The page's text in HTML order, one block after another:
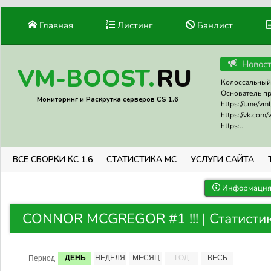
Главная Листинг Банлист
VM-BOOST.RU
Мониторинг и Раскрутка серверов CS 1.6
Основатель
https://t.me/
https://vk.com/
https:..
ВСЕ СБОРКИ КС 1.6 СТАТИСТИКА МС УСЛУГИ САЙТА
CONNOR MCGREGOR #1 !!! |
Период ДЕНЬ НЕДЕЛЯ МЕСЯЦ ГОД ВЕСЬ